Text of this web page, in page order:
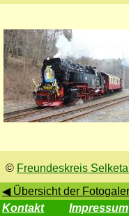
© Freundeskreis
◀ Übersicht der
Kontakt
Impressum